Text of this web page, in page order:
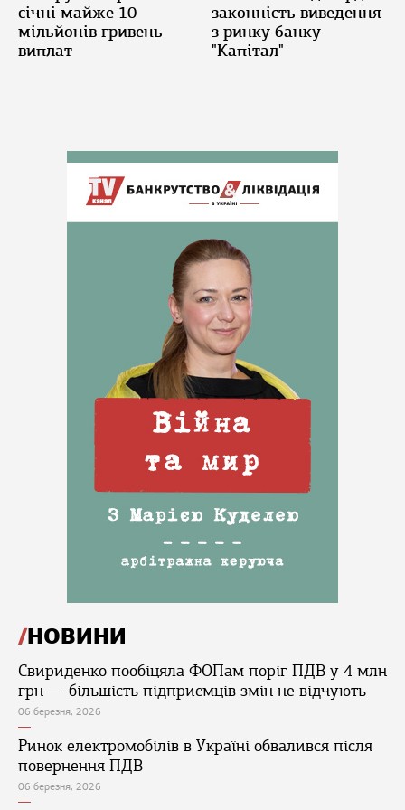
січні майже 10
мільйонів гривень
виплат
законність виведення
з ринку банку
"Капітал"
НОВИНИ
Свириденко пообіцяла ФОПам поріг ПДВ у 4 млн
грн — більшість підприємців змін не відчують
06 березня, 2026
Ринок електромобілів в Україні обвалився після
повернення ПДВ
06 березня, 2026